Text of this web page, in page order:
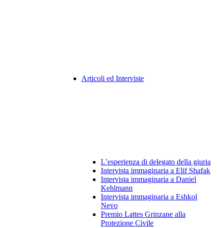
Articoli ed Interviste
L’esperienza di delegato della giuria
Intervista immaginaria a Elif Shafak
Intervista immaginaria a Daniel
Kehlmann
Intervista immaginaria a Eshkol
Nevo
Premio Lattes Grinzane alla
Protezione Civile